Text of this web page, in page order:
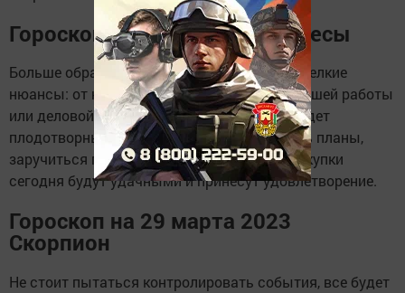
Гороскоп на 29 марта 2023 Весы
Больше обращайте внимание на детали и мелкие
нюансы: от них во многом зависит успех вашей работы
или деловой встречи. Общение 29 марта будет
плодотворным и приятным. Можно строить планы,
заручиться поддержкой нужных людей. Покупки
сегодня будут удачными и принесут удовлетворение.
Гороскоп на 29 марта 2023
Скорпион
Не стоит пытаться контролировать события, все будет